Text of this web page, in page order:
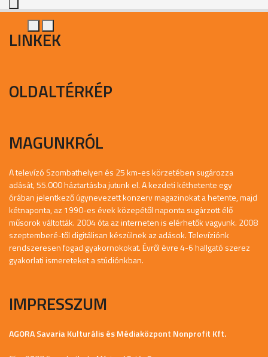
LINKEK
OLDALTÉRKÉP
MAGUNKRÓL
A televízó Szombathelyen és 25 km-es körzetében sugározza
adását, 55.000 háztartásba jutunk el. A kezdeti kéthetente egy
órában jelentkező úgynevezett konzerv magazinokat a hetente, majd
kétnaponta, az 1990-es évek közepétől naponta sugárzott élő
műsorok váltották. 2004 óta az interneten is elérhetők vagyunk. 2008
szeptemberé-től digitálisan készülnek az adások. Televíziónk
rendszeresen fogad gyakornokokat. Évről évre 4-6 hallgató szerez
gyakorlati ismereteket a stúdiónkban.
IMPRESSZUM
AGORA Savaria Kulturális és Médiaközpont Nonprofit Kft.